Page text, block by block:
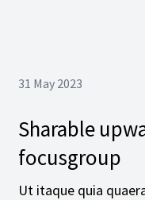
31 May 2023
Sharable
focusgroup
Ut itaque quia